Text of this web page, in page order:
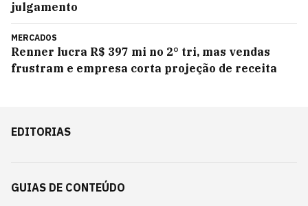
julgamento
MERCADOS
Renner lucra R$ 397 mi no 2° tri, mas vendas
frustram e empresa corta projeção de receita
EDITORIAS
GUIAS DE CONTEÚDO